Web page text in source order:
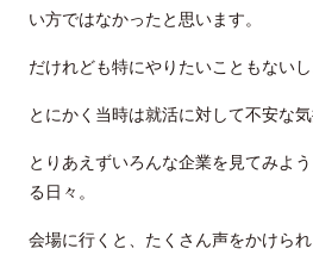
い方ではなかったと思います。
だけれども特にやりたいこともない
とにかく当時は就活に対して不安な
とりあえずいろんな企業を見てみよ
る日々。
会場に行くと、たくさん声をかけら